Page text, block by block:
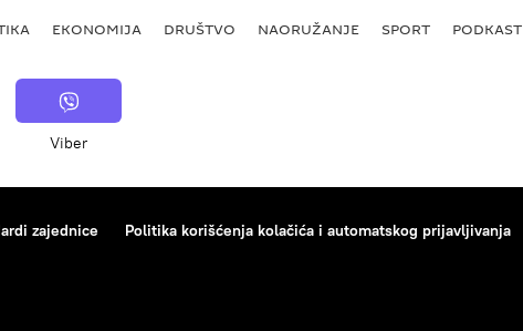
EKONOMIJA DRUŠTVO NAORUŽANJE SPORT PODKAST
Viber
zajednice Politika korišćenja kolačića i automatskog prijavljivanja